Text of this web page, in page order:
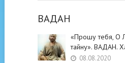
ВАДАН
«Прошу тебя, О
тайну». ВАДАН.
08.08.2020